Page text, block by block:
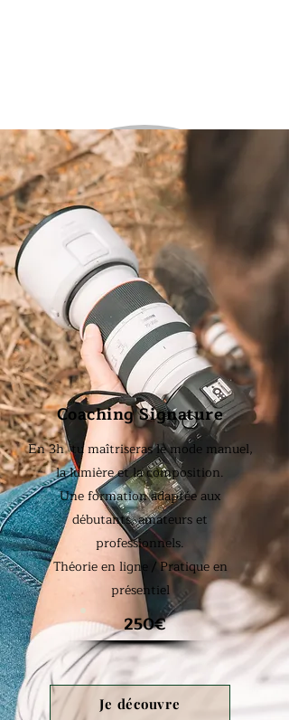
Coaching Signature
En 3h tu maîtriseras le mode manuel,
la lumière et la composition.
Une formation adaptée aux
débutants, amateurs et
professionnels.
Théorie en ligne / Pratique en
présentiel
250€
Je découvre